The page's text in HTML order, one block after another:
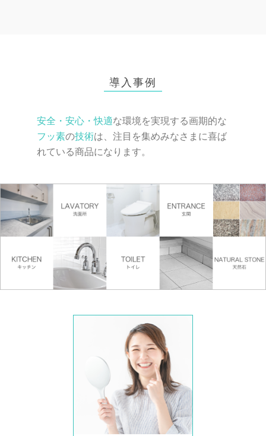
導入事例
安全・安心・快適な環境を実現する画期的な
フッ素の技術は、注目を集めみなさまに喜ば
れている商品になります。